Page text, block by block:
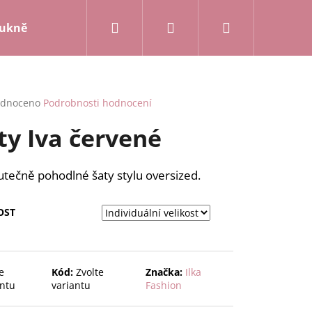
a kalhoty Mikiny a kardigany
Přihlášení
Podrobnosti hodnocení
Iva červené
pohodlné šaty stylu oversized.
Kód: Zvolte
variantu
Značka: Ilka
Fashion